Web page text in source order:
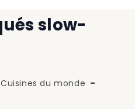
slow-
Cuisines du monde